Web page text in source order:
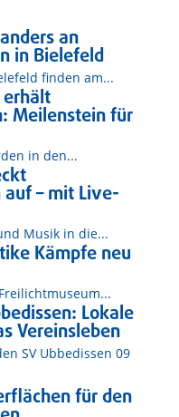
an
in Bielefeld
finden am...
erhält
Meilenstein für
in den...
– mit Live-
Musik in die...
Kämpfe neu
Lokale
Vereinsleben
SV Ubbedissen 09
für den